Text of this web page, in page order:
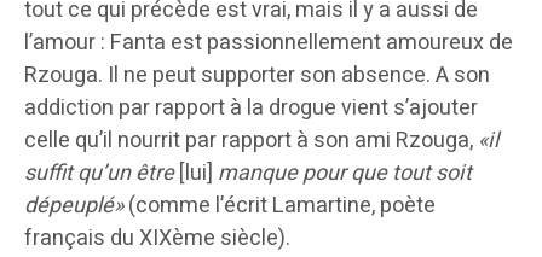
tout ce qui précède est vrai, mais il y a aussi de
l’amour : Fanta est passionnellement amoureux de
Rzouga. Il ne peut supporter son absence. A son
addiction par rapport à la drogue vient s’ajouter
celle qu’il nourrit par rapport à son ami Rzouga, «il
suffit qu’un être[lui] manque pour que tout soit
dépeuplé»(comme l’écrit Lamartine, poète
français du XIXème siècle).